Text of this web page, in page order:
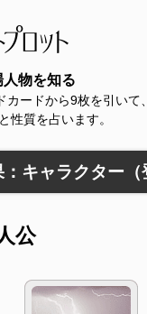
物を知る
カードから9枚を引いて
性質を占います。
キャラクター（
公